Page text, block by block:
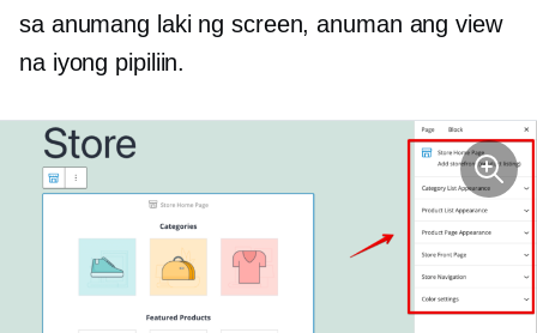
sa anumang laki ng screen, anuman ang view
na iyong pipiliin.